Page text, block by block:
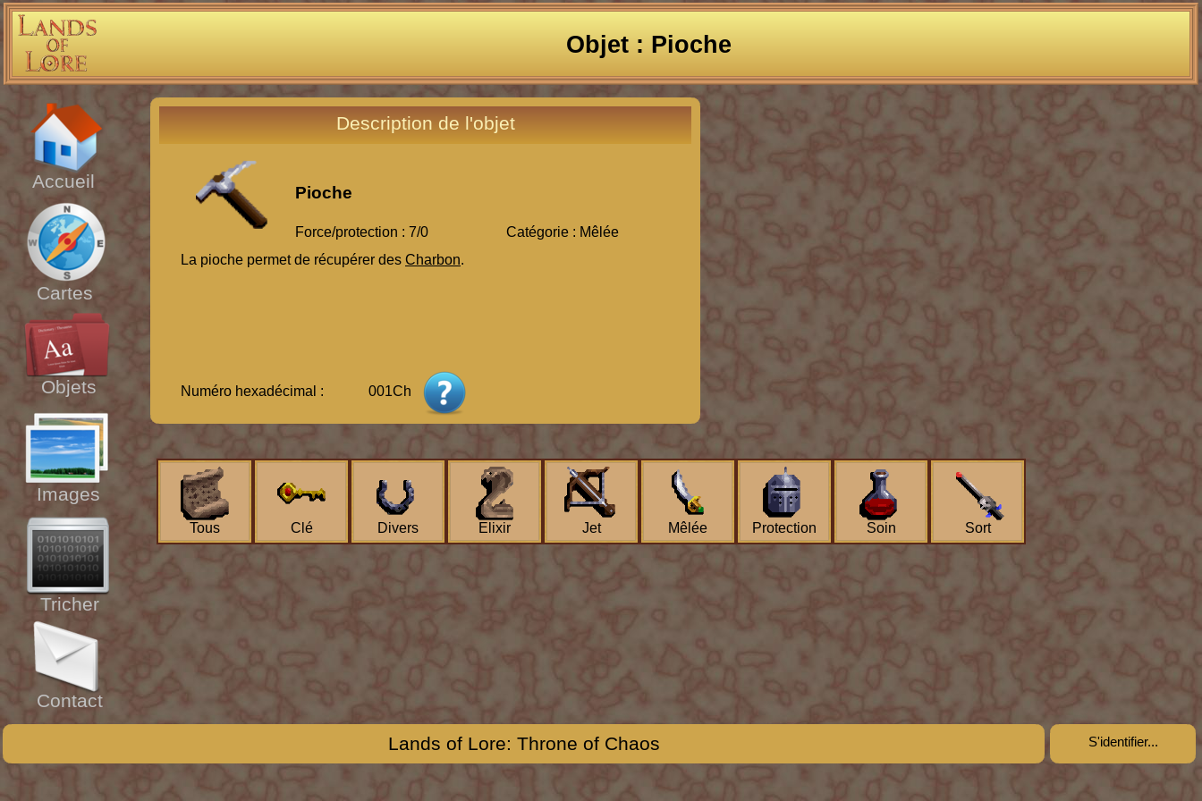
Objet : Pioche
Accueil
Objets
Contact
Tricher
Cartes
Images
Description de l'objet
Pioche
Force/protection : 7/0
Numéro hexadécimal :
Catégorie : Mêlée
La pioche permet de récupérer des Charbon.
001Ch
Tous Clé Divers Elixir Jet Mêlée Protection Soin Sort
Lands of Lore: Throne of Chaos S'identifier...